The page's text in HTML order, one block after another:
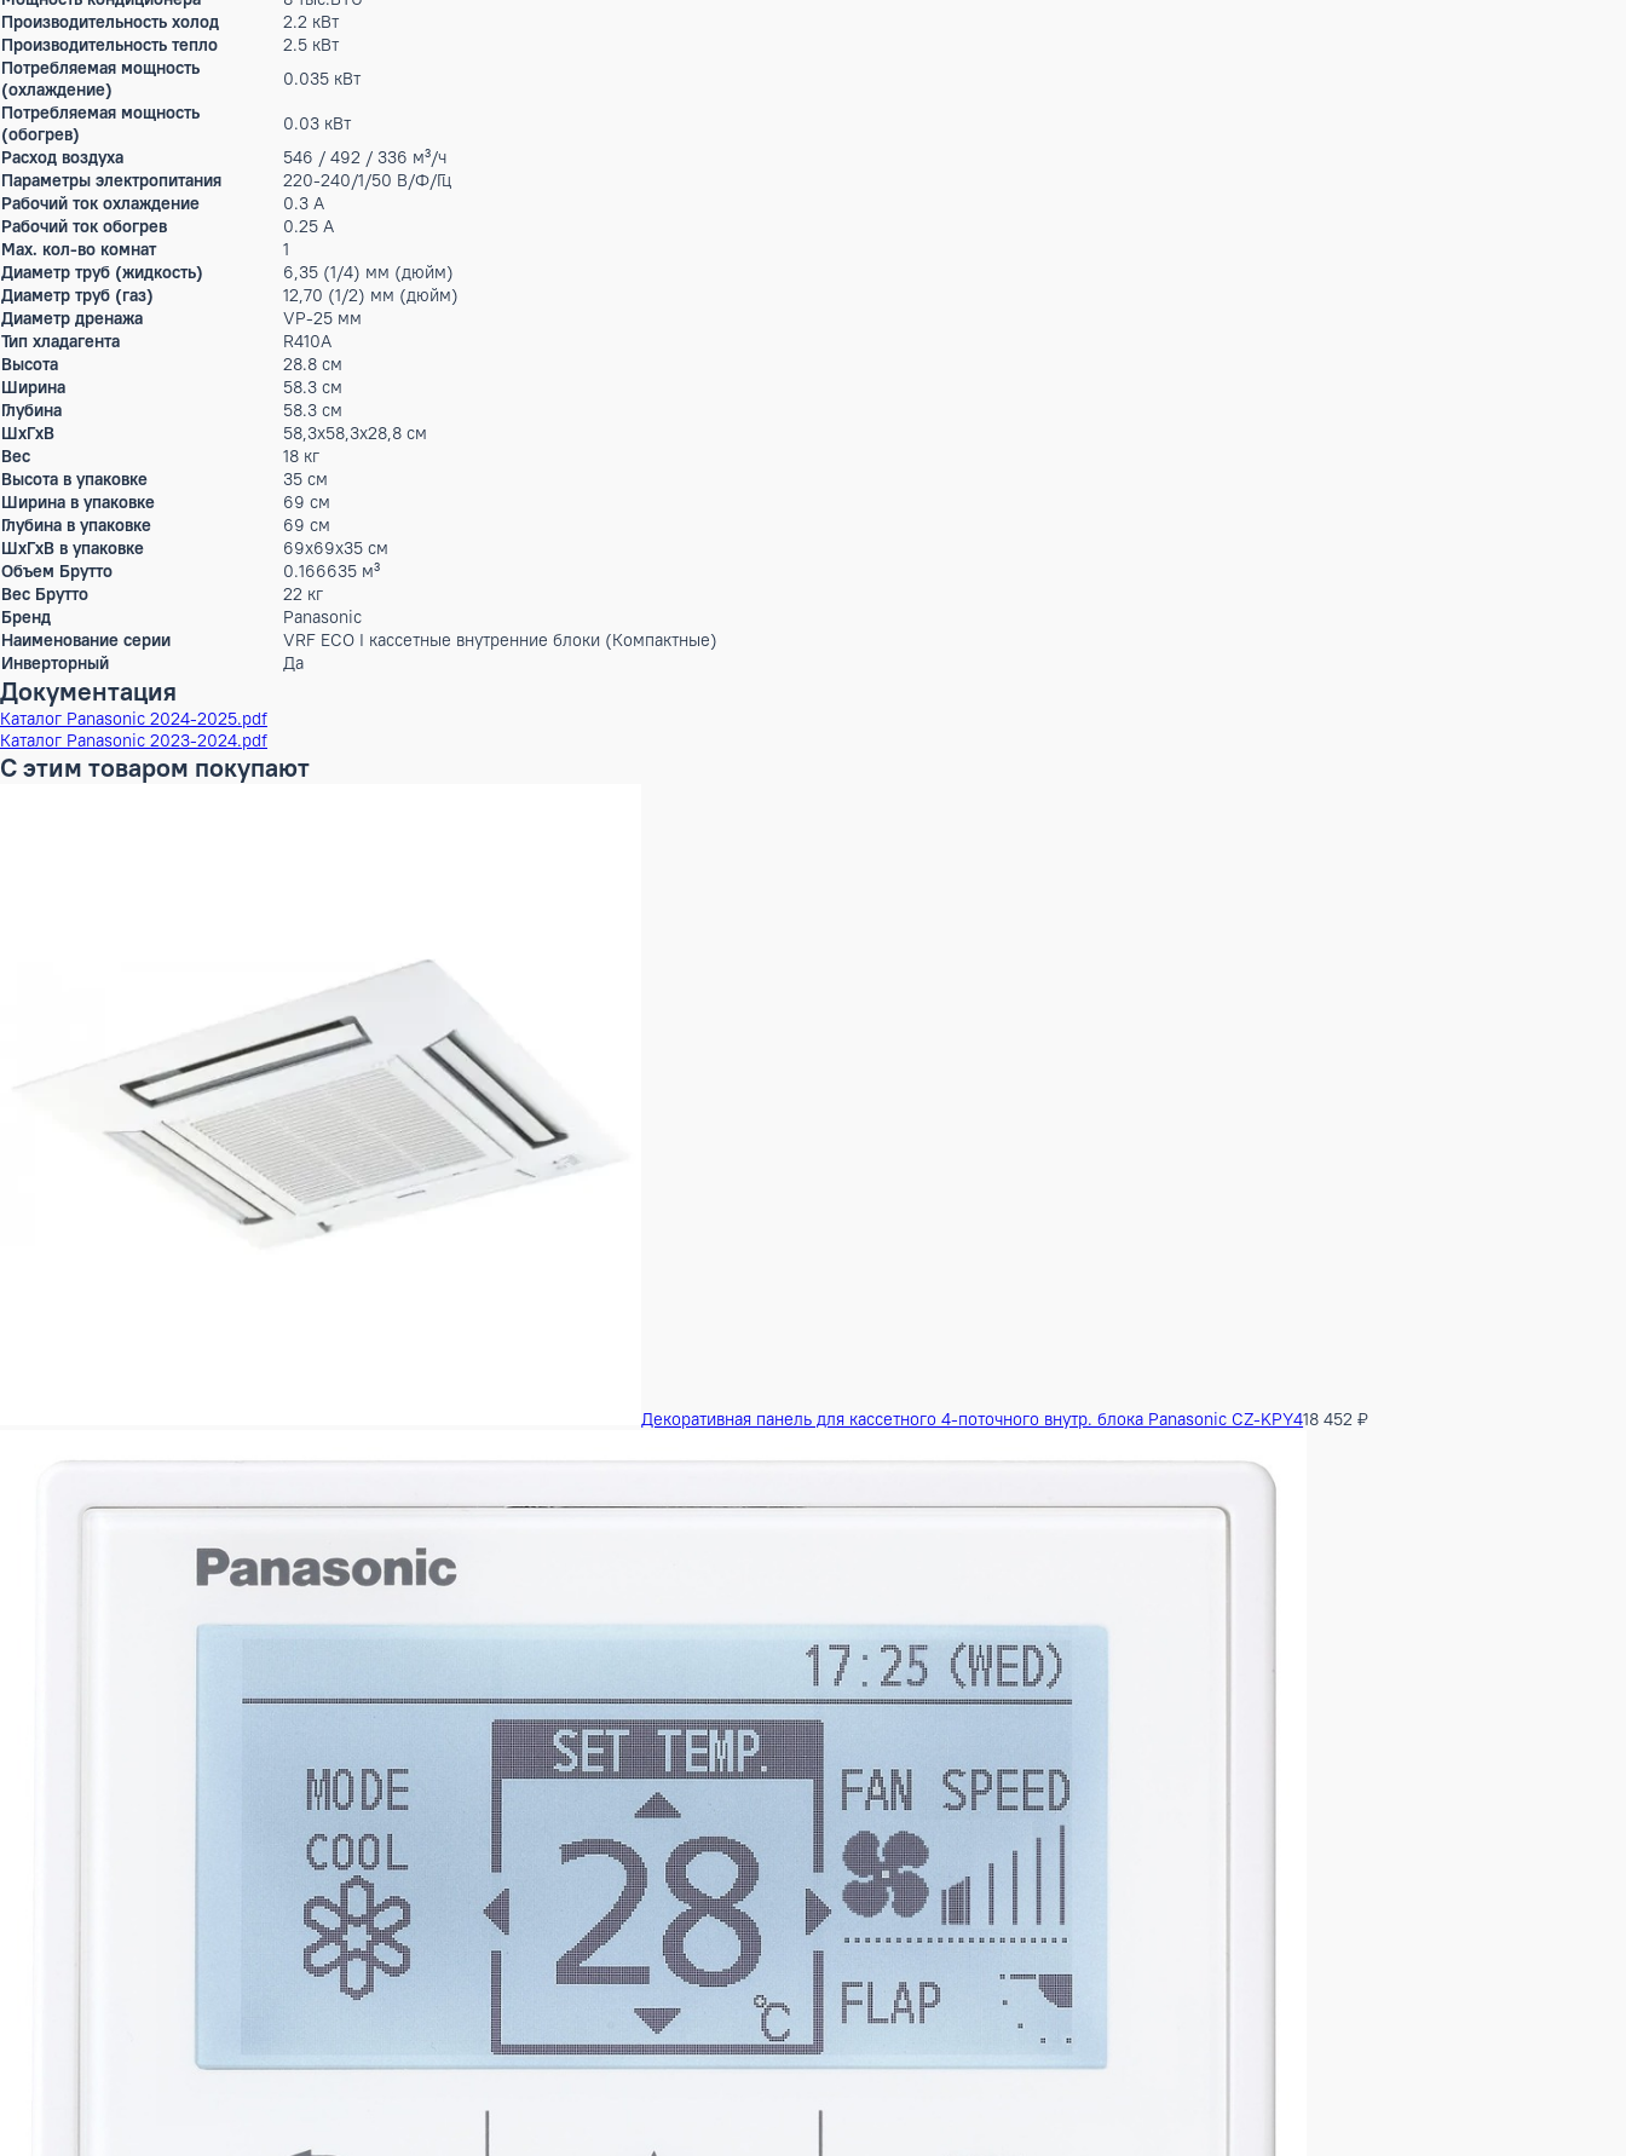
Режим работы
охлаждение, обогрев
Мин. уровень шума
25 дБ(А)
Max.уровень шума
Особенности управления
(опционально)
Проводные пульты управления CZ-RTC5B; CZ-RTC6; CZ-RTC6BL; CZ-RTC6BLW. Беспроводной ИК-пульт управления CZ-RWS3. Системные
64ESMC3; CZ-256ESMC3.
Фильтра
Гарантийный срок производителя,
год
3
Тип внутреннего блока
кассетные
Мощность кондиционера
Производительность холод
2.2 кВт
Производительность тепло
2.5 кВт
Потребляемая мощность
(охлаждение)
0.035 кВт
Потребляемая мощность
(обогрев)
0.03 кВт
Расход воздуха
546 / 492 / 336 м³/ч
Параметры электропитания
220-240/1/50 В/Ф/Гц
Рабочий ток охлаждение
0.3 А
Рабочий ток обогрев
0.25 А
Max. кол-во комнат
1
Диаметр труб (жидкость)
6,35 (1/4) мм (дюйм)
Диаметр труб (газ)
12,70 (1/2) мм (дюйм)
Диаметр дренажа
VP-25 мм
Тип хладагента
R410A
Высота
28.8 см
Ширина
Глубина
ШxГxВ
Вес
Высота в упаковке
VRF ECO I кассетные внутренние блоки (Компактные)
Каталог Panasonic 2024-2025.pdf
Каталог Panasonic 2023-2024.pdf
С этим товаром покупают
Декоративная панель для кассетного 4-поточного внутр. блока Panasonic CZ-KPY4